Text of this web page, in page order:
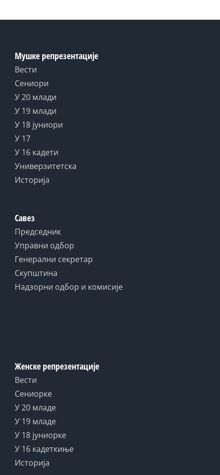
Мушке репрезентације
Вести
Сениори
У 20 млади
У 19 млади
У 18 јуниори
У 17
У 16 кадети
Универзитетска
Историја
Савез
Председник
Управни одбор
Генерални секретар
Скупштина
Надзорни одбор и комисије
Женске репрезентације
Вести
Сениорке
У 20 младе
У 19 младе
У 18 јуниорке
У 16 кадеткиње
Историја